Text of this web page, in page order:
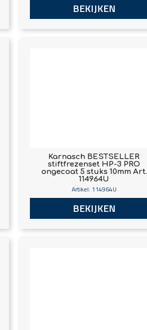
BEKIJKEN
Karnasch BESTSELLER
stiftfrezenset HP-3 PRO
ongecoat 5 stuks 10mm Art.
114964U
Artikel: 114964U
BEKIJKEN